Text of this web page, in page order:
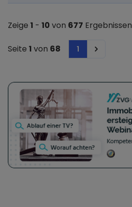
Zeige 1 - 10 von 677 Ergebnissen
Seite 1 von 68 1 Next